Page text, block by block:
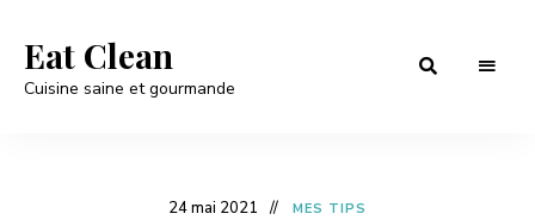
Eat Clean
Cuisine saine et gourmande
24 mai 2021 MES TIPS